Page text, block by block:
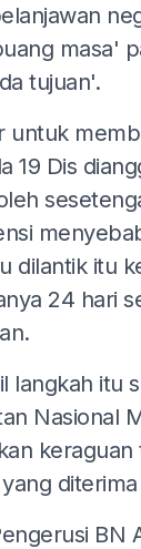
masa'
tujuan'.
untuk
19 Dis
dilantik itu
24 hari
langkah itu
Nasional
BN